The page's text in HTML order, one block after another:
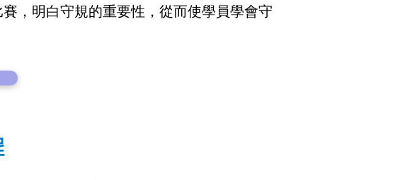
，明白守規的重要性，從而使學員學會守